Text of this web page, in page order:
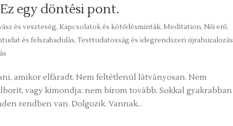
egy döntési pont.
és veszteség, Kapcsolatok és kötődésminták, Meditation, Női erő,
és felszabadulás,Testtudatosság és idegrendszeri újrahuzalozás
amikor elfáradt. Nem feltétlenül látványosan. Nem
vagy kimondja: nem bírom tovább. Sokkal gyakrabban
rendben van. Dolgozik. Vannak...